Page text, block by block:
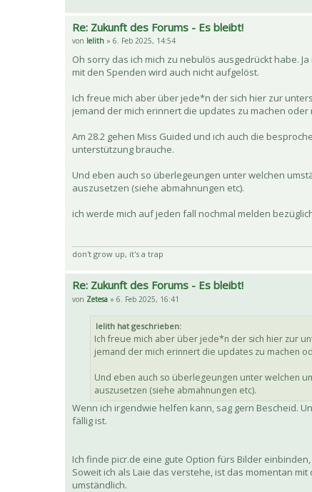
Re: Zukunft des Forums - Es bleibt!
von lelith » 6. Feb 2025, 14:54
Oh sorry das ich mich zu nebulös ausgedrückt habe.
mit den Spenden wird auch nicht aufgelöst.
Ich freue mich aber über jede*n der sich hier zur
jemand der mich erinnert die updates zu machen
Am 28.2 gehen Miss Guided und ich auch die
unterstützung brauche.
Und eben auch so überlegeungen unter welchen
auszusetzen (siehe abmahnungen etc).
ich werde mich auf jeden fall nochmal melden
don't grow up, it's a trap
Re: Zukunft des Forums - Es bleibt!
von Zetesa » 6. Feb 2025, 16:41
lelith hat geschrieben:
Ich freue mich aber über jede*n der sich hier zur
jemand der mich erinnert die updates zu machen
Und eben auch so überlegeungen unter welchen
auszusetzen (siehe abmahnungen etc).
Wenn ich irgendwie helfen kann, sag gern Bescheid.
fällig ist.
Ich finde picr.de eine gute Option fürs Bilder
Soweit ich als Laie das verstehe, ist das momentan
umständlich.